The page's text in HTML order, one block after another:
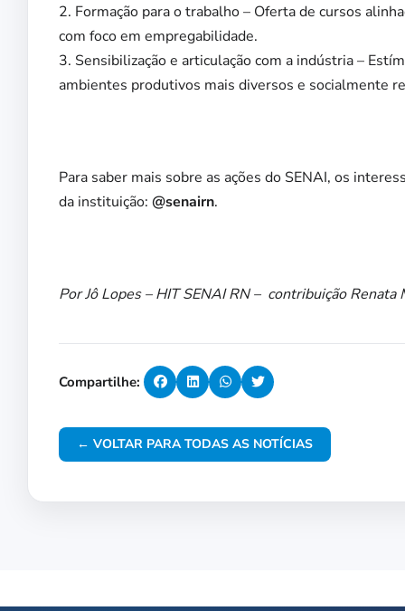
2. Formação para o trabalho – Oferta de cursos
com foco em empregabilidade.
3. Sensibilização e articulação com a indústria –
ambientes produtivos mais diversos e socialmente
Para saber mais sobre as ações do SENAI, os
da instituição: @senairn.
Por Jô Lopes – HIT SENAI RN – contribuição Renata
Compartilhe:
← VOLTAR PARA TODAS AS NOTÍCIAS